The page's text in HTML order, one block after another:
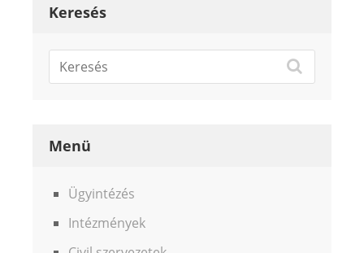
Keresés
Menü
Ügyintézés
Intézmények